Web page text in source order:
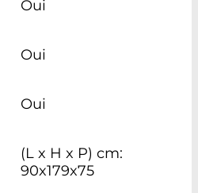
Oui
Oui
Oui
(L x H x P) cm:
90x179x75